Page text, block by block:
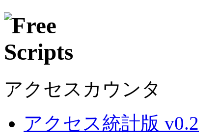
アクセスカウンタ
アクセス統計版 v0.2